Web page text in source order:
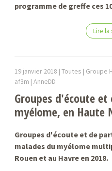
programme de greffe ces
Lire la
19 janvier 2018 | Toutes | Groupe
af3m | AnneDD
Groupes d'écoute
myélome, en Haute
Groupes d'écoute et de
malades du myélome
Rouen et au Havre en 2018.